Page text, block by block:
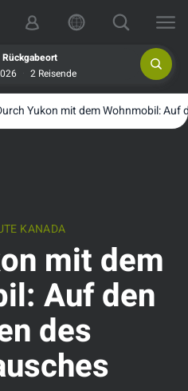
Rückgabeort
2 Reisende
Yukon mit dem Wohnmobil: Auf
KANADA
mit dem
Auf den
des